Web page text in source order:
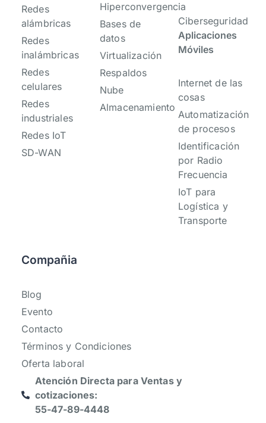
Redes
alámbricas
Redes
inalámbricas
Redes
celulares
Redes
industriales
Redes IoT
SD-WAN
Hiperconvergencia
Bases de
datos
Virtualización
Respaldos
Nube
Almacenamiento
Ciberseguridad
Aplicaciones
Móviles
Internet de las
cosas
Automatización
de procesos
Identificación
por Radio
Frecuencia
IoT para
Logística y
Transporte
Compañia
Blog
Evento
Contacto
Términos y Condiciones
Oferta laboral
Atención Directa para Ventas y
cotizaciones:
55-47-89-4448